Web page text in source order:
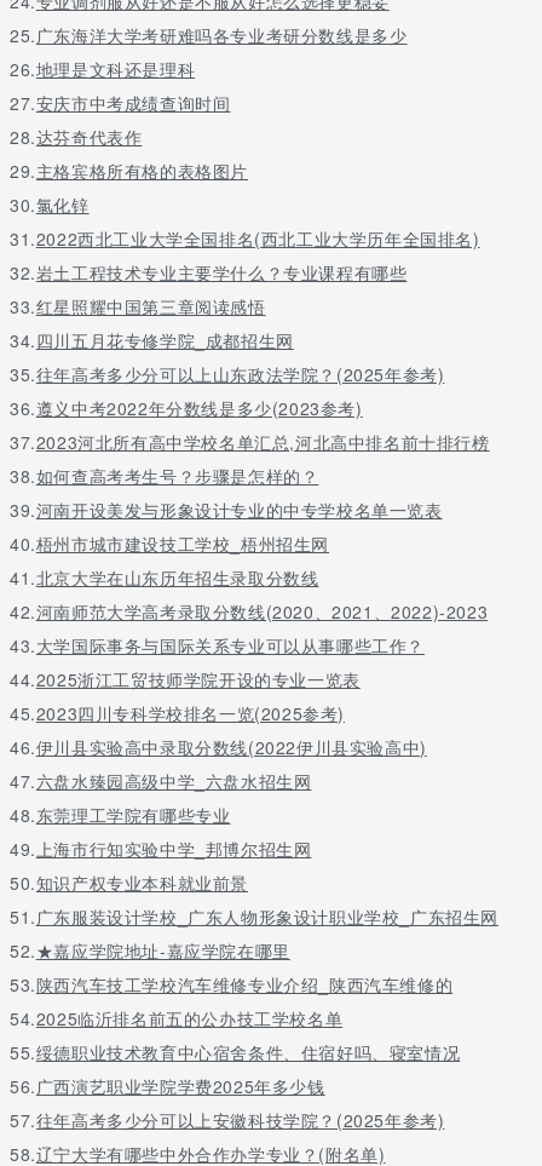
25. 广东海洋大学考研难吗各专业考研分数线是多少
26.地理是文科还是理科
27.安庆市中考成绩查询时间
28.达芬奇代表作
29.主格宾格所有格的表格图片
30.氯化锌
31.2022西北工业大学全国排名(西北工业大学历年全国排名)
32.岩土工程技术专业主要学什么？专业课程有哪些
33.红星照耀中国第三章阅读感悟
34.四川五月花专修学院_成都招生网
35.往年高考多少分可以上山东政法学院？(2025年参考)
36.遵义中考2022年分数线是多少(2023参考)
37.2023河北所有高中学校名单汇总,河北高中排名前十排行榜
38.如何查高考考生号？步骤是怎样的？
39.河南开设美发与形象设计专业的中专学校名单一览表
40.梧州市城市建设技工学校_梧州招生网
41.北京大学在山东历年招生录取分数线
42.河南师范大学高考录取分数线(2020、2021、2022)-2023
43.大学国际事务与国际关系专业可以从事哪些工作？
44.2025浙江工贸技师学院开设的专业一览表
45.2023四川专科学校排名一览(2025参考)
46.伊川县实验高中录取分数线(2022伊川县实验高中)
47.六盘水臻园高级中学_六盘水招生网
48.东莞理工学院有哪些专业
49. 上海市行知实验中学_邦博尔招生网
50.知识产权专业本科就业前景
51. 广东服装设计学校_广东人物形象设计职业学校_广东招生网
52.★嘉应学院地址-嘉应学院在哪里
53.陕西汽车技工学校汽车维修专业介绍_陕西汽车维修的
54.2025临沂排名前五的公办技工学校名单
55.绥德职业技术教育中心宿舍条件、住宿好吗、寝室情况
56. 广西演艺职业学院学费2025年多少钱
57.往年高考多少分可以上安徽科技学院？(2025年参考)
58.辽宁大学有哪些中外合作办学专业？(附名单)